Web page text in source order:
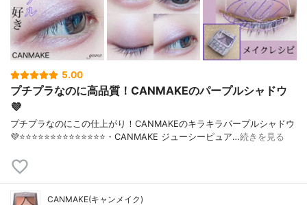
5.00
プチプラなのに高品質！CANMAKEのパープルシャドウ
💜
プチプラなのにこの仕上がり！CANMAKEのキラキラパープルシャドウ
💜⭐️⭐️⭐️⭐️⭐️⭐️⭐️⭐️⭐️⭐️⭐️⭐️⭐️⭐️・CANMAKE ジューシーピュア…続きを見る
CANMAKE(キャンメイク)